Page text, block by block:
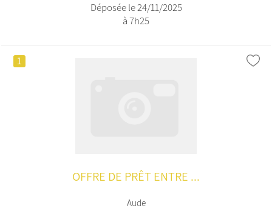
Déposée le 24/11/2025
à 7h25
1
OFFRE DE PRÊT ENTRE ...
Aude